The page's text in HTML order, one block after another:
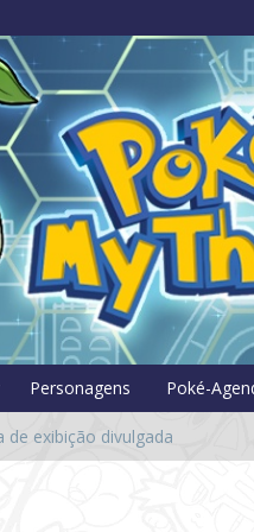
Personagens Poké-
exibição divulgada